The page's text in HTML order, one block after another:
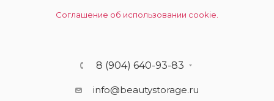
Соглашение об использовании cookie.
8 (904) 640-93-83
info@beautystorage.ru